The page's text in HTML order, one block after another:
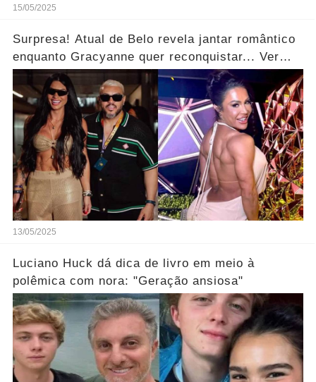
15/05/2025
Surpresa! Atual de Belo revela jantar romântico
enquanto Gracyanne quer reconquistar... Ver
mais
13/05/2025
Luciano Huck dá dica de livro em meio à
polêmica com nora: "Geração ansiosa"